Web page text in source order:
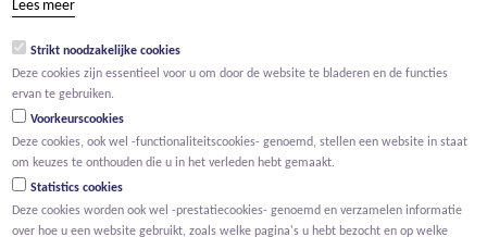
BTW BE 0466.256.432
Lees meer
Strikt noodzakelijke cookies
Deze cookies zijn essentieel voor u om door de website te bladeren en de functies
ervan te gebruiken.
Voorkeurscookies
Deze cookies, ook wel -functionaliteitscookies- genoemd, stellen een website in staat
om keuzes te onthouden die u in het verleden hebt gemaakt.
Statistics cookies
Deze cookies worden ook wel -prestatiecookies- genoemd en verzamelen informatie
over hoe u een website gebruikt, zoals welke pagina's u hebt bezocht en op welke